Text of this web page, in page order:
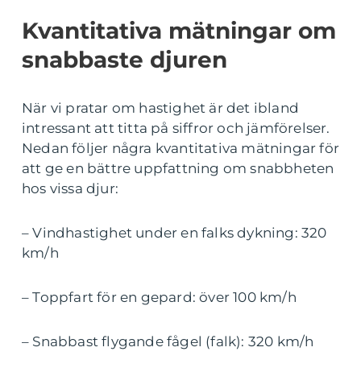
Kvantitativa mätningar om
snabbaste djuren
När vi pratar om hastighet är det ibland
intressant att titta på siffror och jämförelser.
Nedan följer några kvantitativa mätningar för
att ge en bättre uppfattning om snabbheten
hos vissa djur:
– Vindhastighet under en falks dykning: 320
km/h
– Toppfart för en gepard: över 100 km/h
– Snabbast flygande fågel (falk): 320 km/h